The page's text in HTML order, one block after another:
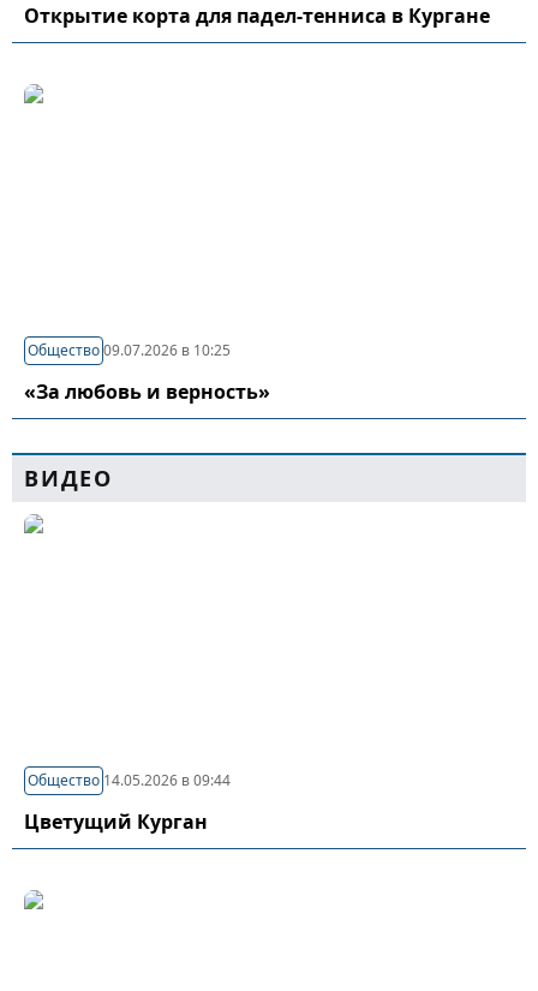
Открытие корта для падел-тенниса в Кургане
Общество09.07.2026 в 10:25
«За любовь и верность»
ВИДЕО
Общество 14.05.2026 в 09:44
Цветущий Курган